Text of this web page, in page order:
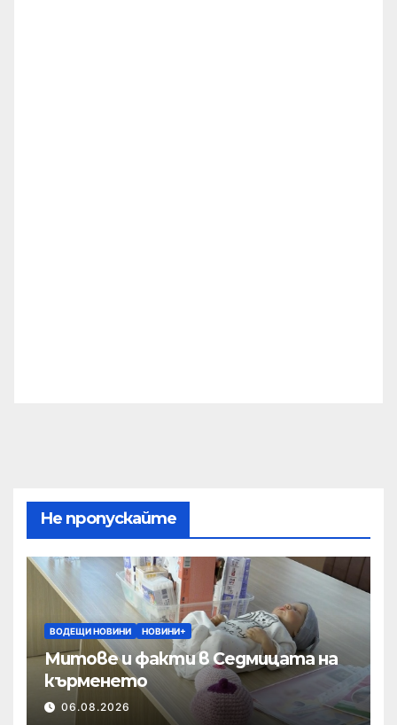
Не пропускайте
ВОДЕЩИ НОВИНИ НОВИНИ+
Митове и факти в Седмицата на
кърменето
06.08.2026